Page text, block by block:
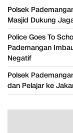
Polsek
Masjid Dukung
Police Goes To
Pademangan
Negatif
Polsek
dan Pelajar ke